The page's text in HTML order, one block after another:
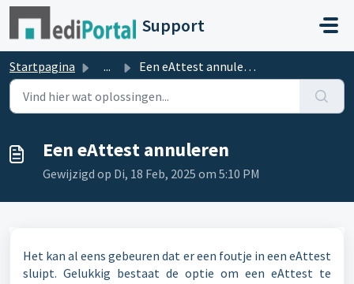
Doorgaan naar hoofdinhoud
Support
Startpagina ... Een eAttest annuleren
Een eAttest annuleren
Gewijzigd op Di, 18 Feb, 2025 om 5:10 PM
Het kan al eens gebeuren dat er een foutje in een eAttest
sluipt. Gelukkig bestaat de optie om een eAttest te